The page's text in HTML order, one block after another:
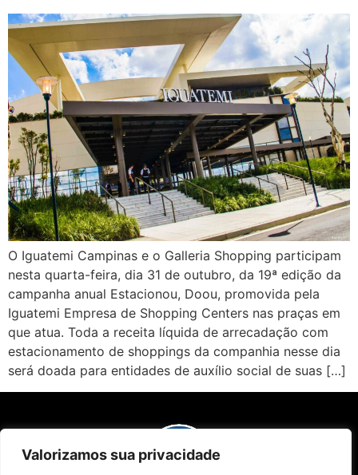
Valorizamos sua privacidade
O Iguatemi Campinas e o Galleria Shopping participam
nesta quarta-feira, dia 31 de outubro, da 19ª edição da
campanha anual Estacionou, Doou, promovida pela
Iguatemi Empresa de Shopping Centers nas praças em
que atua. Toda a receita líquida de arrecadação com
estacionamento de shoppings da companhia nesse dia
será doada para entidades de auxílio social de suas […]